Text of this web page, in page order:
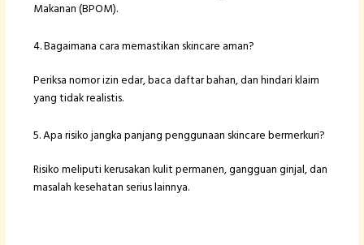
Makanan (BPOM).
4. Bagaimana cara memastikan skincare aman?
Periksa nomor izin edar, baca daftar bahan, dan hindari klaim
yang tidak realistis.
5. Apa risiko jangka panjang penggunaan skincare bermerkuri?
Risiko meliputi kerusakan kulit permanen, gangguan ginjal, dan
masalah kesehatan serius lainnya.